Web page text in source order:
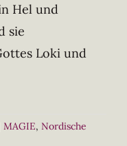
Hel und
sie
Loki und
MAGIE, Nordische